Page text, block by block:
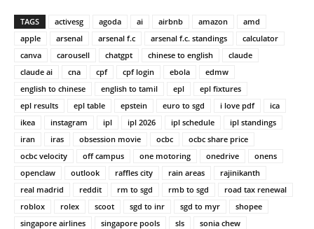
TAGS activesg agoda ai airbnb amazon
amd
apple
arsenal arsenal f.c arsenal f.c. standings
calculator
canva
carousell chatgpt chinese to english
claude
claude ai
cna cpf cpf login ebola
edmw
english to chinese
english to tamil epl
epl fixtures
epl results
epl table epstein euro to sgd i love pdf
ica
ikea
instagram ipl ipl 2026 ipl schedule
ipl standings
iran
iras obsession movie ocbc
ocbc share price
ocbc velocity
off campus one motoring onedrive
onens
openclaw
outlook raffles city rain areas
rajinikanth
real madrid
reddit rm to sgd rmb to sgd
road tax renewal
roblox
rolex scoot sgd to inr sgd to myr
shopee
singapore airlines
singapore pools sls
sonia chew